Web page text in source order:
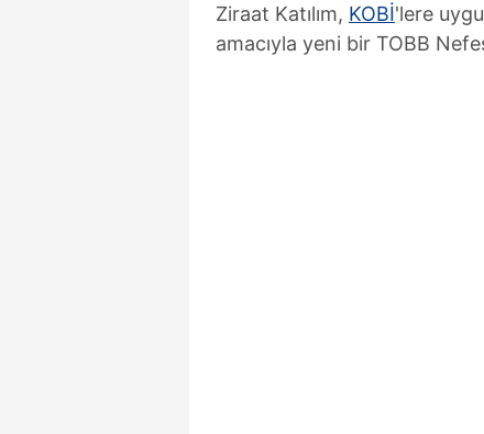
Ziraat Katılım, KOBİ'lere
amacıyla yeni bir TOBB